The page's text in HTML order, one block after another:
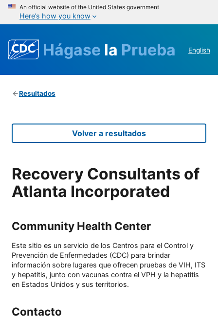
An official website of the United States government
Here’s how you know
Hágase la Prueba English
Resultados
Volver a resultados
Recovery Consultants of
Atlanta Incorporated
Community Health Center
Este sitio es un servicio de los Centros para el Control y
Prevención de Enfermedades (CDC) para brindar
información sobre lugares que ofrecen pruebas de VIH, ITS
y hepatitis, junto con vacunas contra el VPH y la hepatitis
en Estados Unidos y sus territorios.
Contacto